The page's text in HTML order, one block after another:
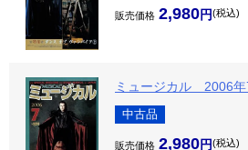
販売価格 2,980 税込
ミュージカル 2006年
中古品
販売価格 2,980 税込